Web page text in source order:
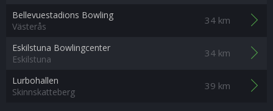
Bellevuestadions Bowling
Västerås
34 km
Eskilstuna Bowlingcenter
Eskilstuna
34 km
Lurbohallen
Skinnskatteberg
39 km